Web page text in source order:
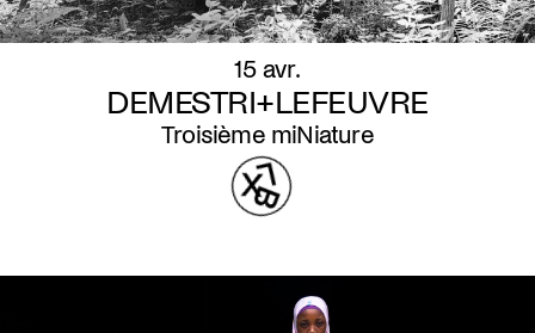
15 avr.
DEMESTRI+LEFEUVRE
Troisième miNiature